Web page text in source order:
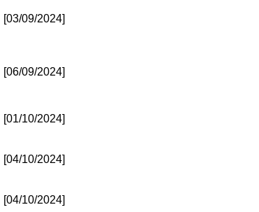
[03/09/2024]
[06/09/2024]
[01/10/2024]
[04/10/2024]
[04/10/2024]